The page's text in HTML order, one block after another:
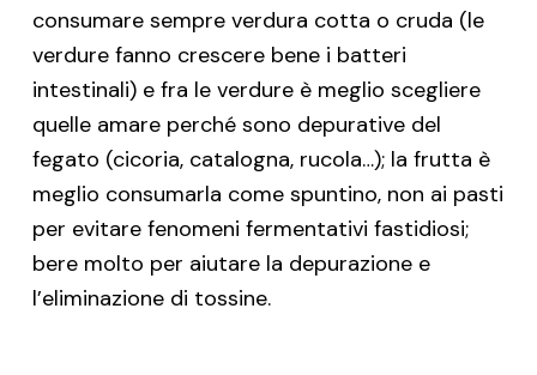
consumare sempre verdura cotta o cruda (le
verdure fanno crescere bene i batteri
intestinali) e fra le verdure è meglio scegliere
quelle amare perché sono depurative del
fegato (cicoria, catalogna, rucola…); la frutta è
meglio consumarla come spuntino, non ai pasti
per evitare fenomeni fermentativi fastidiosi;
bere molto per aiutare la depurazione e
l’eliminazione di tossine.